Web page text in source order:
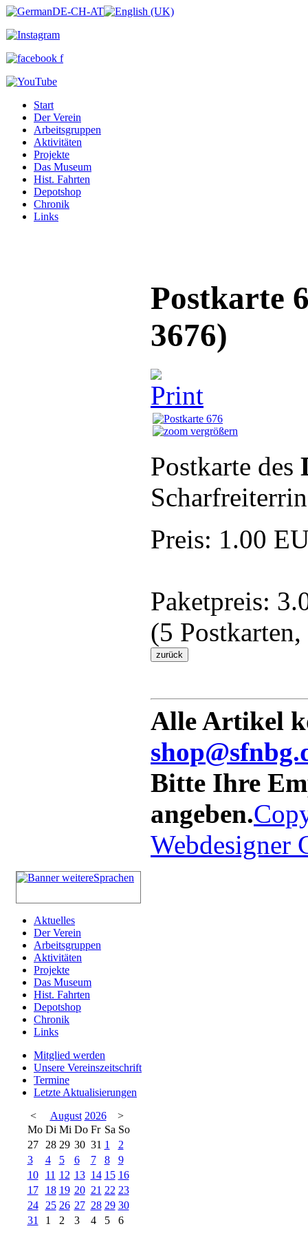
Start
Der Verein
Arbeitsgruppen
Aktivitäten
Projekte
Das Museum
Hist. Fahrten
Depotshop
Chronik
Links
Postkarte
3676)
vergrößern
Postkarte des
Preis: 1.00
Paketpreis:
(5
Alle Artikel
Bitte Ihre
angeben.
Webdesigner
Aktuelles
Der Verein
Arbeitsgruppen
Aktivitäten
Projekte
Das Museum
Hist. Fahrten
Depotshop
Chronik
Links
Mitglied werden
Unsere Vereinszeitschrift
Termine
Letzte Aktualisierungen
<
August 2026
>
Mo Di Mi Do Fr Sa So
27
28 29 30 31 1
2
3
4 5 6 7 8
9
10
11 12 13 14 15 16
17
18 19 20 21 22 23
24
25 26 27 28 29 30
31
1 2 3 4 5 6